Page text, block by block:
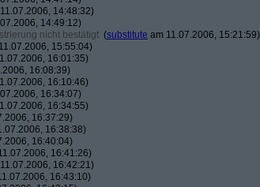
14:48:32)
14:49:12)
nicht bestätigt (substitute am 11.07.2006, 15:21:59)
15:55:04)
16:01:35)
16:08:39)
16:10:46)
16:34:07)
16:34:55)
16:37:29)
16:38:38)
16:40:04)
16:41:26)
16:42:21)
16:43:10)